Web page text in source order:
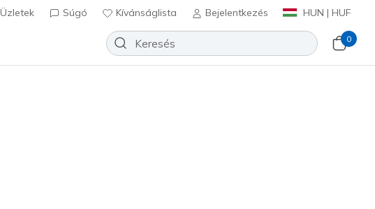
Üzletek Súgó Kívánságlista Bejelentkezés HUN | HUF
0